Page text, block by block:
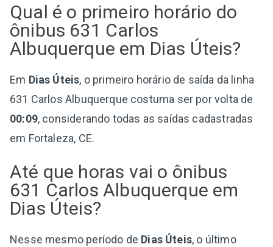
Qual é o primeiro horário do
ônibus 631 Carlos
Albuquerque em Dias Úteis?
Em Dias Úteis, o primeiro horário de saída da linha
631 Carlos Albuquerque costuma ser por volta de
00:09, considerando todas as saídas cadastradas
em Fortaleza, CE.
Até que horas vai o ônibus
631 Carlos Albuquerque em
Dias Úteis?
Nesse mesmo período de Dias Úteis, o último